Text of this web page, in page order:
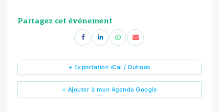
Partagez cet événement
+ Ajouter à mon Agenda Google
+ Exportation iCal / Outlook